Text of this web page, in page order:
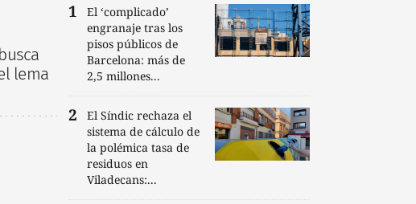
lema
El ‘complicado’
engranaje tras los
pisos públicos de
Barcelona: más de
2,5 millones...
El Síndic rechaza el
sistema de cálculo de
la polémica tasa de
residuos en
Viladecans:...